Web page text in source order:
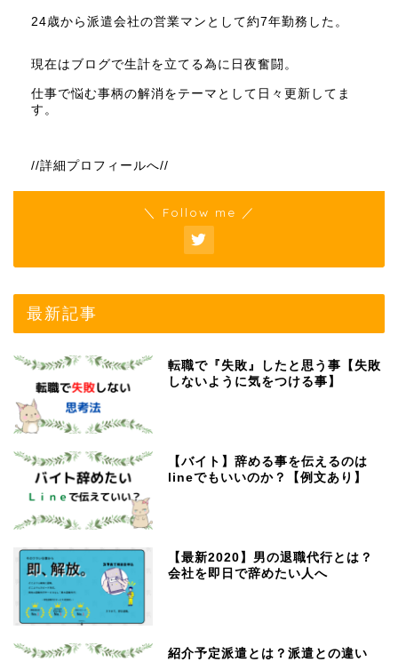
24歳から派遣会社の営業マンとして約7年勤務した。
現在はブログで生計を立てる為に日夜奮闘。
仕事で悩む事柄の解消をテーマとして日々更新してま
す。
//詳細プロフィールへ//
＼ Follow me ／
最新記事
転職で『失敗』したと思う事【失敗
しないように気をつける事】
【バイト】辞める事を伝えるのは
lineでもいいのか？【例文あり】
【最新2020】男の退職代行とは？
会社を即日で辞めたい人へ
紹介予定派遣とは？派遣との違い